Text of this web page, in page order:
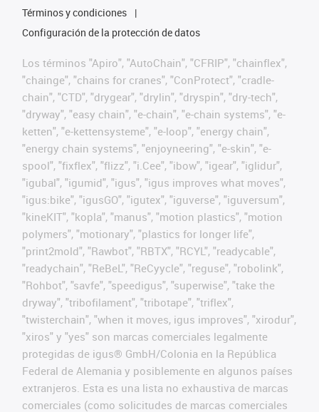
Términos y condiciones
Configuración de la protección de datos
Los términos "Apiro", "AutoChain", "CFRIP", "chainflex",
"chainge", "chains for cranes", "ConProtect", "cradle-
chain", "CTD", "drygear", "drylin", "dryspin", "dry-tech",
"dryway", "easy chain", "e-chain", "e-chain systems", "e-
ketten", "e-kettensysteme", "e-loop", "energy chain",
"energy chain systems", "enjoyneering", "e-skin", "e-
spool", "fixflex", "flizz", "i.Cee", "ibow", "igear", "iglidur",
"igubal", "igumid", "igus", "igus improves what moves",
"igus:bike", "igusGO", "igutex", "iguverse", "iguversum",
"kineKIT", "kopla", "manus", "motion plastics", "motion
polymers", "motionary", "plastics for longer life",
"print2mold", "Rawbot", "RBTX", "RCYL", "readycable",
"readychain", "ReBeL", "ReCyycle", "reguse", "robolink",
"Rohbot", "savfe", "speedigus", "superwise", "take the
dryway", "tribofilament", "tribotape", "triflex",
"twisterchain", "when it moves, igus improves", "xirodur",
"xiros" y "yes" son marcas comerciales legalmente
protegidas de igus® GmbH/Colonia en la República
Federal de Alemania y posiblemente en algunos países
extranjeros. Esta es una lista no exhaustiva de marcas
comerciales (como solicitudes de marcas comerciales